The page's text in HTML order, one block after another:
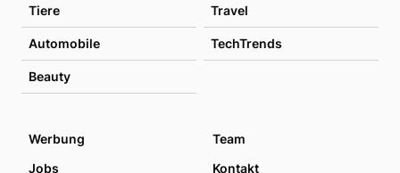
Tiere Travel
Automobile TechTrends
Beauty
Werbung
Team
Jobs
Kontakt